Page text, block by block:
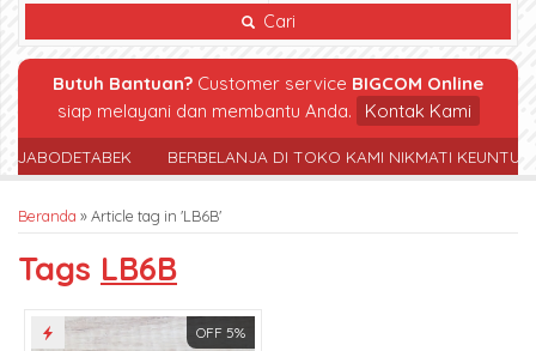
Cari
Butuh Bantuan? Customer service BIGCOM Online
siap melayani dan membantu Anda.
Kontak Kami
JABODETABEK BERBELANJA DI TOKO KAMI NIKMATI
Beranda »Article tag in 'LB6B'
Tags LB6B
OFF 5%